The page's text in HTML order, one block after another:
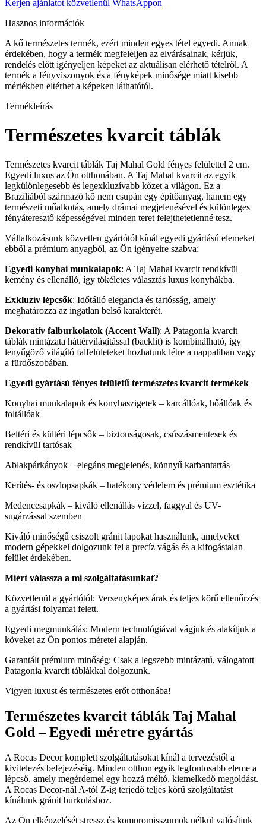
Kérjen ajánlatot közvetlenül WhatsAppon
Hasznos információk
A kő természetes termék, ezért minden egyes tétel egyedi. Annak
érdekében, hogy a termék megfeleljen az elvárásainak, kérjük,
rendelés előtt igényeljen képeket az aktuálisan elérhető tételről. A
termék a fényviszonyok és a fényképek minősége miatt kisebb
mértékben eltérhet a képeken láthatótól.
Termékleírás
Természetes kvarcit táblák
Természetes kvarcit táblák Taj Mahal Gold fényes felülettel 2 cm.
Egyedi luxus az Ön otthonában. A Taj Mahal kvarcit az egyik
legkülönlegesebb és legexkluzívabb kőzet a világon. Ez a
Brazíliából származó kő nem csupán egy építőanyag, hanem egy
természeti műalkotás, amely drámai megjelenésével és különleges
fényáteresztő képességével minden teret felejthetetlenné tesz.
Vállalkozásunk közvetlen gyártótól kínál egyedi gyártású elemeket
ebből a prémium anyagból, az Ön igényeire szabva:
Egyedi konyhai munkalapok: A Taj Mahal kvarcit rendkívül
kemény és ellenálló, így tökéletes választás luxus konyhákba.
Exkluzív lépcsők: Időtálló elegancia és tartósság, amely
meghatározza az ingatlan belső karakterét.
Dekoratív falburkolatok (Accent Wall): A Patagonia kvarcit
táblák mintázata háttérvilágítással (backlit) is kombinálható, így
lenyűgöző világító falfelületeket hozhatunk létre a nappaliban vagy
a fürdőszobában.
Egyedi gyártású fényes felületű természetes kvarcit termékek
Konyhai munkalapok és konyhaszigetek – karcállóak, hőállóak és
foltállóak
Beltéri és kültéri lépcsők – biztonságosak, csúszásmentesek és
rendkívül tartósak
Ablakpárkányok – elegáns megjelenés, könnyű karbantartás
Kerítés- és oszlopsapkák – hatékony védelem és prémium esztétika
Medencesapkák – kiváló ellenállás vízzel, faggyal és UV-
sugárzással szemben
Kiváló minőségű csiszolt gránit lapokat használunk, amelyeket
modern gépekkel dolgozunk fel a precíz vágás és a kifogástalan
felület érdekében.
Miért válassza a mi szolgáltatásunkat?
Közvetlenül a gyártótól: Versenyképes árak és teljes körű ellenőrzés
a gyártási folyamat felett.
Egyedi megmunkálás: Modern technológiával vágjuk és alakítjuk a
köveket az Ön pontos méretei alapján.
Garantált prémium minőség: Csak a legszebb mintázatú, válogatott
Patagonia kvarcit táblákkal dolgozunk.
Vigyen luxust és természetes erőt otthonába!
Természetes kvarcit táblák Taj Mahal
Gold – Egyedi méretre gyártás
A Rocas Decor komplett szolgáltatásokat kínál a tervezéstől a
kivitelezés befejezéséig. Minden otthon egyik legfontosabb eleme a
lépcső, amely megérdemel egy hozzá méltó, kiemelkedő megoldást.
A Rocas Decor-nál A-tól Z-ig terjedő teljes körű szolgáltatást
kínálunk gránit burkoláshoz.
Az Ön elképzelését stressz és kompromisszumok nélkül valósítjuk